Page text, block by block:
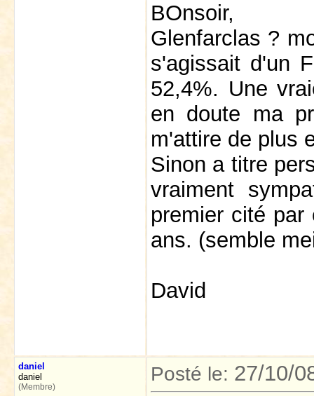
BOnsoir,
Glenfarclas ?
s'agissait d'un
52,4%. Une
en doute ma
m'attire de plus
Sinon a titre
vraiment
premier cité
ans. (semble
David
daniel
daniel
(Membre)
Posté le: 27/10/